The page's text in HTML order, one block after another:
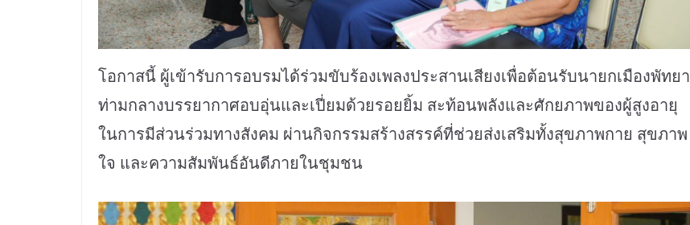
โอกาสนี้ ผู้เข้ารับการอบรมได้ร่วมขับร้องเพลงประสานเสียงเพื่อต้อนรับนายกเมืองพัทยา
ท่ามกลางบรรยากาศอบอุ่นและเปี่ยมด้วยรอยยิ้ม สะท้อนพลังและศักยภาพของผู้สูงอายุ
ในการมีส่วนร่วมทางสังคม ผ่านกิจกรรมสร้างสรรค์ที่ช่วยส่งเสริมทั้งสุขภาพกาย สุขภาพ
ใจ และความสัมพันธ์อันดีภายในชุมชน